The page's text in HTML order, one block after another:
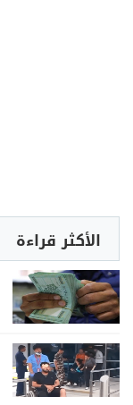
الأكثر قراءة